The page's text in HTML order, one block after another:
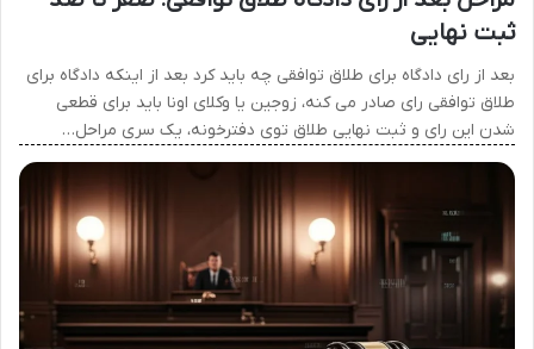
ثبت نهایی
بعد از رای دادگاه برای طلاق توافقی چه باید کرد بعد از اینکه دادگاه برای
طلاق توافقی رای صادر می کنه، زوجین یا وکلای اونا باید برای قطعی
شدن این رای و ثبت نهایی طلاق توی دفترخونه، یک سری مراحل…